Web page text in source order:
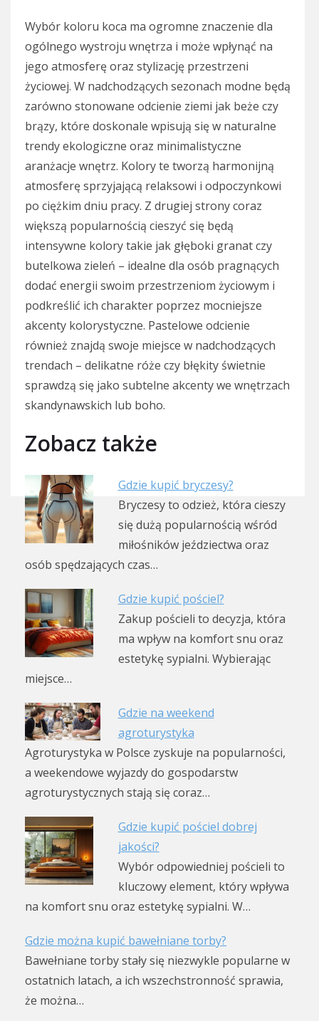
Wybór koloru koca ma ogromne znaczenie dla
ogólnego wystroju wnętrza i może wpłynąć na
jego atmosferę oraz stylizację przestrzeni
życiowej. W nadchodzących sezonach modne będą
zarówno stonowane odcienie ziemi jak beże czy
brązy, które doskonale wpisują się w naturalne
trendy ekologiczne oraz minimalistyczne
aranżacje wnętrz. Kolory te tworzą harmonijną
atmosferę sprzyjającą relaksowi i odpoczynkowi
po ciężkim dniu pracy. Z drugiej strony coraz
większą popularnością cieszyć się będą
intensywne kolory takie jak głęboki granat czy
butelkowa zieleń – idealne dla osób pragnących
dodać energii swoim przestrzeniom życiowym i
podkreślić ich charakter poprzez mocniejsze
akcenty kolorystyczne. Pastelowe odcienie
również znajdą swoje miejsce w nadchodzących
trendach – delikatne róże czy błękity świetnie
sprawdzą się jako subtelne akcenty we wnętrzach
skandynawskich lub boho.
Zobacz także
Gdzie kupić bryczesy?
Bryczesy to odzież, która cieszy
się dużą popularnością wśród
miłośników jeździectwa oraz
osób spędzających czas…
Gdzie kupić pościel?
Zakup pościeli to decyzja, która
ma wpływ na komfort snu oraz
estetykę sypialni. Wybierając
miejsce…
Gdzie na weekend
agroturystyka
Agroturystyka w Polsce zyskuje na popularności,
a weekendowe wyjazdy do gospodarstw
agroturystycznych stają się coraz…
Gdzie kupić pościel dobrej
jakości?
Wybór odpowiedniej pościeli to
kluczowy element, który wpływa
na komfort snu oraz estetykę sypialni. W…
Gdzie można kupić bawełniane torby?
Bawełniane torby stały się niezwykle popularne w
ostatnich latach, a ich wszechstronność sprawia,
że można…